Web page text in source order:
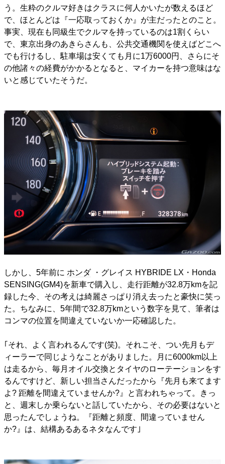
う。生粋のクルマ好きはクラスに何人かいたが数えるほど
で、ほとんどは『一応取っておくか』が主だったとのこと。
事実、現在も同級生でクルマを持っているのは1割くらい
で、東京出身のあきらさんも、公共交通機関を使えばどこへ
でも行けるし、駐車場は安くても月に1万6000円、さらにそ
の他諸々の経費がかかるとなると、マイカーを持つ意味はな
いと感じていたそうだ。
しかし、5年前に ホンダ
・グレイス HYBRIDE LX・Honda
SENSING(GM4)を新車で購入し、走行距離が32.8万kmを記
録した今、その考えは綺麗さっぱり消え去ったと豪快に笑っ
た。ちなみに、5年間で32.8万kmという数字を見て、筆者は
コンマの位置を間違えていないか一応確認した。
｢それ、よく言われるんです(笑)。それこそ、つい先月もデ
ィーラーで同じようなことがありました。月に6000km以上
は走るから、毎月オイル交換とタイヤのローテーションをす
るんですけど、新しい担当さんだったから『先月も来てます
よ? 距離を間違えていませんか?』と言われちゃって。きっ
と、週末しか乗らないと話していたから、その必要はないと
思ったんでしょうね。『距離と頻度、間違っていません
か?』は、結構あるあるネタなんです｣